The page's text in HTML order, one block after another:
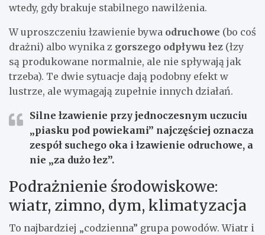
wtedy, gdy brakuje stabilnego nawilżenia.
W uproszczeniu łzawienie bywa odruchowe (bo coś
drażni) albo wynika z gorszego odpływu łez (łzy
są produkowane normalnie, ale nie spływają jak
trzeba). Te dwie sytuacje dają podobny efekt w
lustrze, ale wymagają zupełnie innych działań.
Silne łzawienie przy jednoczesnym uczuciu
„piasku pod powiekami” najczęściej oznacza
zespół suchego oka i łzawienie odruchowe, a
nie „za dużo łez”.
Podrażnienie środowiskowe:
wiatr, zimno, dym, klimatyzacja
To najbardziej „codzienna” grupa powodów. Wiatr i